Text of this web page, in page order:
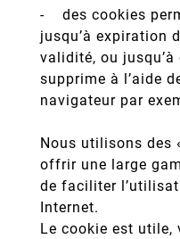
- des cookies
jusqu’à expiration
validité, ou
supprime à l’aide
navigateur par
Nous utilisons des
offrir une large
de faciliter
Internet.
Le cookie est utile,